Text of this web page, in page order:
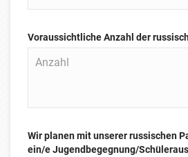
Voraussichtliche Anzahl der
Wir planen mit unserer russischen
ein/e Jugendbegegnung/